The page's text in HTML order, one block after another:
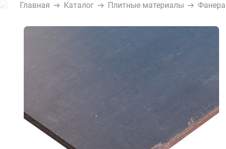
Главная Каталог Плитные материалы Фанера